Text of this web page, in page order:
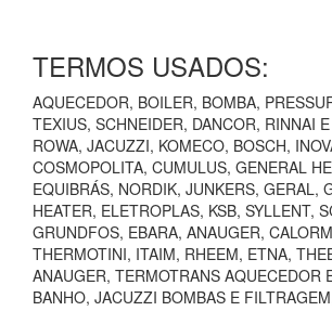
TERMOS USADOS:
AQUECEDOR, BOILER, BOMBA,
TEXIUS, SCHNEIDER, DANCOR, RINNAI
ROWA, JACUZZI, KOMECO, BOSCH,
COSMOPOLITA, CUMULUS, GENERAL
EQUIBRÁS, NORDIK, JUNKERS, GERAL,
HEATER, ELETROPLAS, KSB, SYLLENT,
GRUNDFOS, EBARA, ANAUGER,
THERMOTINI, ITAIM, RHEEM, ETNA,
ANAUGER, TERMOTRANS AQUECEDOR
BANHO, JACUZZI BOMBAS E